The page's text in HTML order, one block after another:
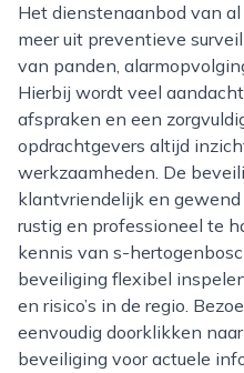
Het dienstenaanbod van al beveiliging bestaat onder
meer uit preventieve
van panden,
Hierbij wordt veel
afspraken en een
opdrachtgevers altijd
werkzaamheden. De
klantvriendelijk en
rustig en professioneel te
kennis van s-
beveiliging flexibel
en risico’s in de regio.
eenvoudig doorklikken
beveiliging voor actuele